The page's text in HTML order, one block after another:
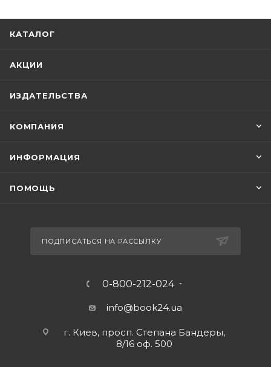
КАТАЛОГ
АКЦИИ
ИЗДАТЕЛЬСТВА
КОМПАНИЯ
ИНФОРМАЦИЯ
ПОМОЩЬ
ПОДПИСАТЬСЯ НА РАССЫЛКУ
0-800-212-024
info@book24.ua
г. Киев, просп. Степана Бандеры,
8/16 оф. 500